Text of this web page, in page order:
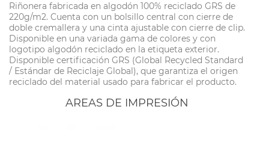
Riñonera fabricada en algodón 100% reciclado GRS de
220g/m2. Cuenta con un bolsillo central con cierre de
doble cremallera y una cinta ajustable con cierre de clip.
Disponible en una variada gama de colores y con
logotipo algodón reciclado en la etiqueta exterior.
Disponible certificación GRS (Global Recycled Standard
/ Estándar de Reciclaje Global), que garantiza el origen
reciclado del material usado para fabricar el producto.
AREAS DE IMPRESIÓN